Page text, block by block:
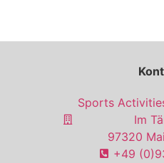
Sports
Im
97320
+49